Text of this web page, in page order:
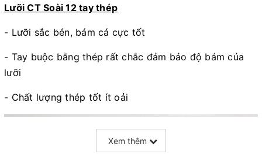
Lưỡi CT Soài 12 tay thép
- Lưỡi sắc bén, bám cá cực tốt
- Tay buộc bằng thép rất chắc đảm bảo độ bám của
lưỡi
- Chất lượng thép tốt ít oải
Xem thêm